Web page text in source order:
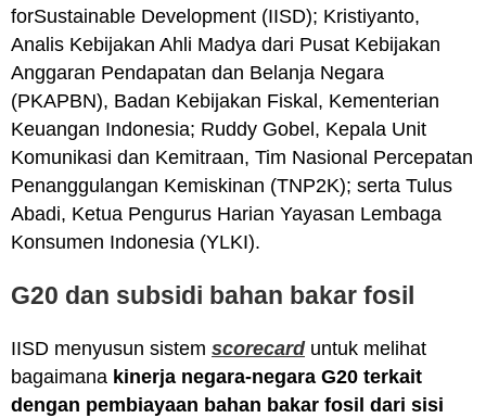
forSustainable Development (IISD); Kristiyanto,
Analis Kebijakan Ahli Madya dari Pusat Kebijakan
Anggaran Pendapatan dan Belanja Negara
(PKAPBN), Badan Kebijakan Fiskal, Kementerian
Keuangan Indonesia; Ruddy Gobel, Kepala Unit
Komunikasi dan Kemitraan, Tim Nasional Percepatan
Penanggulangan Kemiskinan (TNP2K); serta Tulus
Abadi, Ketua Pengurus Harian Yayasan Lembaga
Konsumen Indonesia (YLKI).
G20 dan subsidi bahan bakar fosil
IISD menyusun sistem scorecarduntuk melihat
bagaimana kinerja negara-negara G20 terkait
dengan pembiayaan bahan bakar fosil dari sisi